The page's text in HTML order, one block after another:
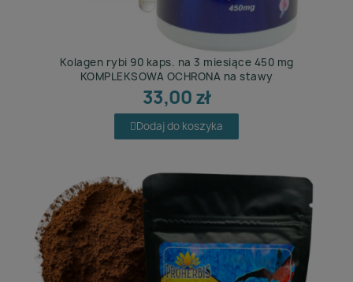
Ziołowe napary — mącznica, czereśnia, kukurydza
Zioła od serca — głóg, perełkowiec, czosnek
Lekko z natury — błonnik, gurmar, zielona kawa,
forskolina
Zioła dla głowy — ginkgo, lecytyna, żeń-szeń
Męska półka ziołowa — wierzbownica, pokrzywa,
rdestowiec
Uroda z zielnika — kolagen, skrzyp, pokrzywa
Delikatna półka ziołowa — czarnuszka, pokrzywa,
pachnotka
Kolagen rybi 90 kaps. na 3 miesiące 450 mg
KOMPLEKSOWA OCHRONA na stawy
33,00 zł
Dodaj do koszyka